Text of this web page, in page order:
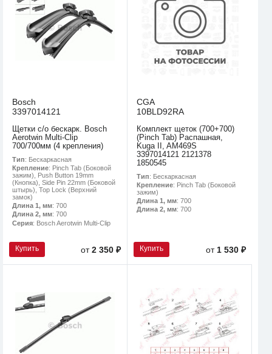
Bosch
3397014121
Щетки с/о бескарк. Bosch
Aerotwin Multi-Clip
700/700мм (4 крепления)
Тип: Бескаркасная
Крепление: Pinch Tab (Боковой
зажим), Push Button 19mm
(Кнопка), Side Pin 22mm (Боковой
штырь), Top Lock (Верхний
замок)
Длина 1, мм: 700
Длина 2, мм: 700
Серия: Bosch Aerotwin Multi-Clip
Купить от2 350 ₽
CGA
10BLD92RA
Комплект щеток (700+700)
(Pinch Tab) Распашная,
Kuga II, AM469S
3397014121 2121378
1850545
Тип: Бескаркасная
Крепление: Pinch Tab (Боковой
зажим)
Длина 1, мм: 700
Длина 2, мм: 700
Купить от 1 530 ₽